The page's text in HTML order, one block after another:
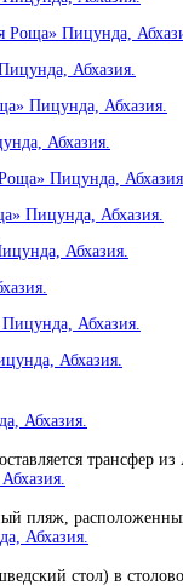
трансфер
пляж,
стол) в